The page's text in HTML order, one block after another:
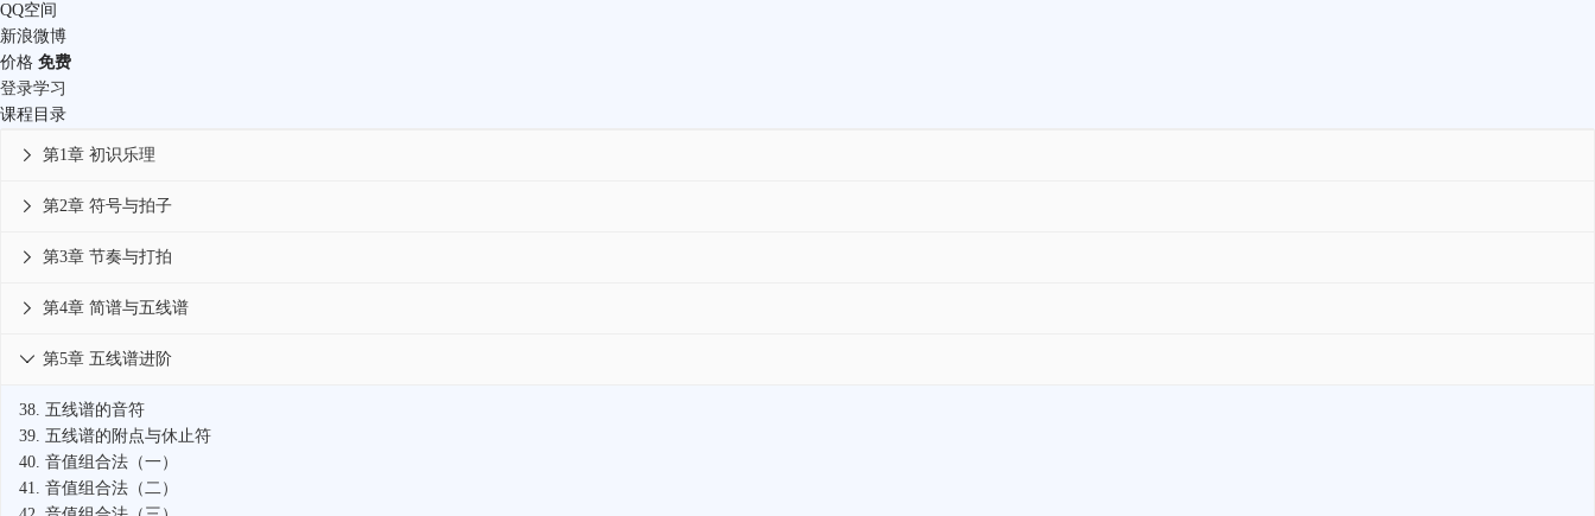
QQ空间
新浪微博
价格 免费
登录学习
课程目录
第1章 初识乐理

第2章 符号与拍子

第3章 节奏与打拍

第4章 简谱与五线谱

第5章 五线谱进阶

38. 五线谱的音符
39. 五线谱的附点与休止符
40. 音值组合法（一）
41. 音值组合法（二）